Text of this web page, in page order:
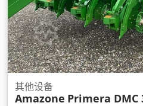
其他设备
Amazone Primera DMC